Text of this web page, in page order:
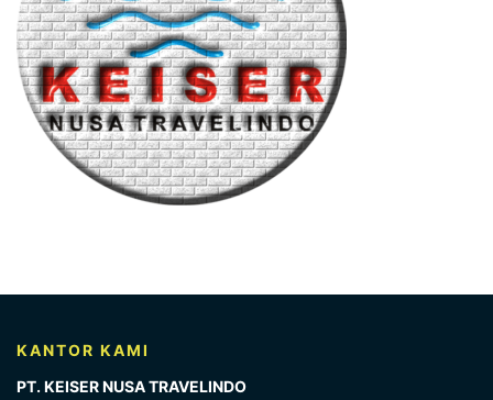
KANTOR KAMI
PT. KEISER NUSA TRAVELINDO